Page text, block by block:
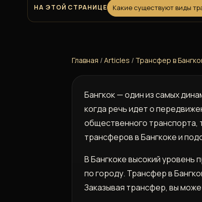
НА ЭТОЙ СТРАНИЦЕ Какие существуют виды
Главная /Articles / Трансфер в
Бангкок — один из самых
когда речь идет о
общественного транспорта,
трансферов в Бангкоке и
В Бангкоке высокий уровень
по городу. Трансфер в
Заказывая трансфер, вы